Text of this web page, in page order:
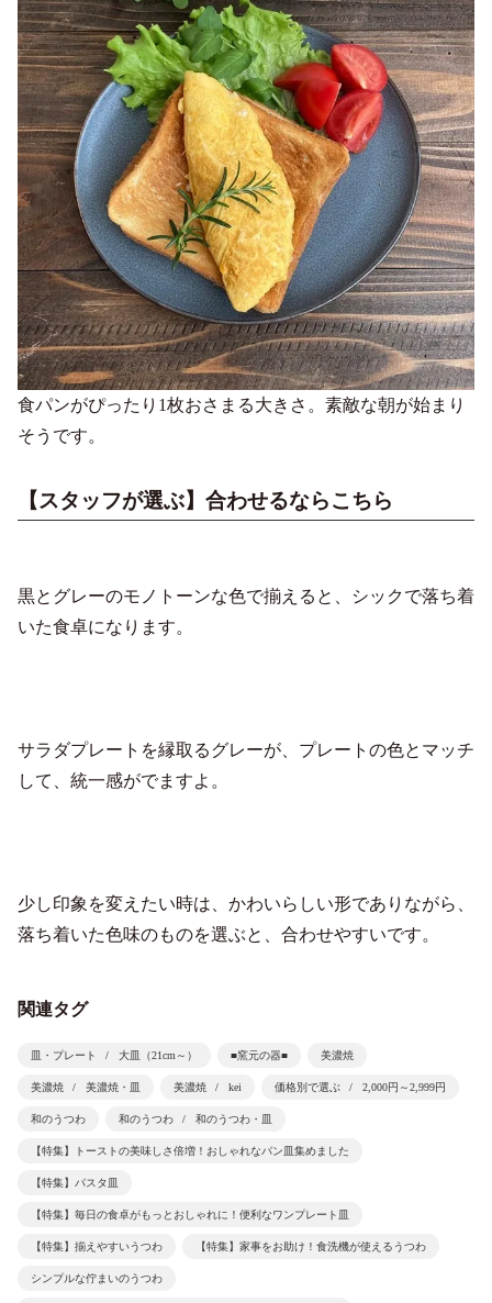
食パンがぴったり1枚おさまる大きさ。素敵な朝が始まり
そうです。
【スタッフが選ぶ】合わせるならこちら
黒とグレーのモノトーンな色で揃えると、シックで落ち着
いた食卓になります。
サラダプレートを縁取るグレーが、プレートの色とマッチ
して、統一感がでますよ。
少し印象を変えたい時は、かわいらしい形でありながら、
落ち着いた色味のものを選ぶと、合わせやすいです。
関連タグ
皿・プレート 大皿（21cm～） ■窯元の器■ 美濃焼
美濃焼 美濃焼・皿 美濃焼 kei 価格別で選ぶ 2,000円～2,999円
和のうつわ 和のうつわ 和のうつわ・皿
【特集】トーストの美味しさ倍増！おしゃれなパン皿集めました
【特集】パスタ皿
【特集】毎日の食卓がもっとおしゃれに！便利なワンプレート皿
【特集】揃えやすいうつわ 【特集】家事をお助け！食洗機が使えるうつわ
シンプルな佇まいのうつわ